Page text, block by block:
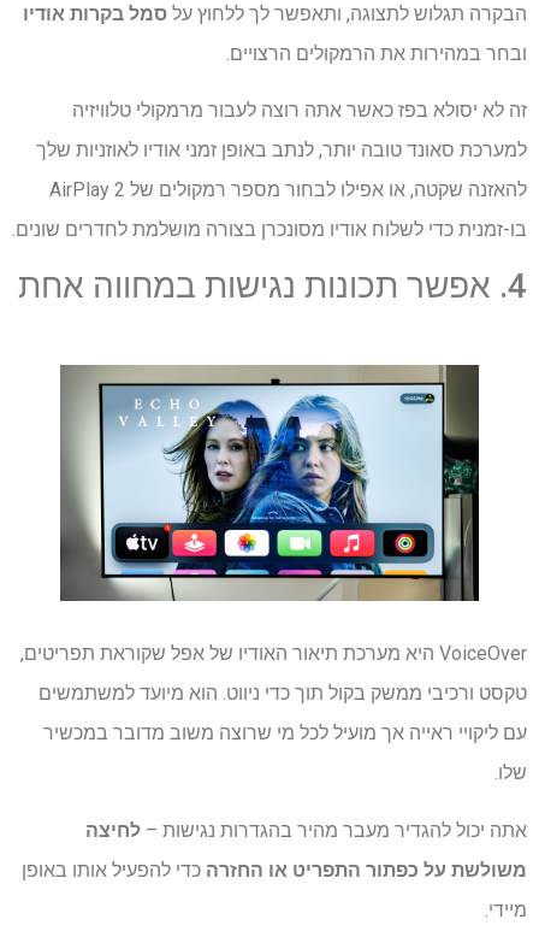
הבקרה תגלוש לתצוגה, ותאפשר לך ללחוץ על סמל בקרות אודיו
ובחר במהירות את הרמקולים הרצויים.
זה לא יסולא בפז כאשר אתה רוצה לעבור מרמקולי טלוויזיה
למערכת סאונד טובה יותר, לנתב באופן זמני אודיו לאוזניות שלך
להאזנה שקטה, או אפילו לבחור מספר רמקולים של AirPlay 2
בו-זמנית כדי לשלוח אודיו מסונכרן בצורה מושלמת לחדרים שונים.
4. אפשר תכונות נגישות במחווה אחת
VoiceOver היא מערכת תיאור האודיו של אפל שקוראת תפריטים,
טקסט ורכיבי ממשק בקול תוך כדי ניווט. הוא מיועד למשתמשים
עם ליקויי ראייה אך מועיל לכל מי שרוצה משוב מדובר במכשיר
שלו.
אתה יכול להגדיר מעבר מהיר בהגדרות נגישות – לחיצה
משולשת על כפתור התפריט או החזרה כדי להפעיל אותו באופן
מיידי.